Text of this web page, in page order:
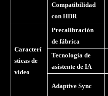
Compatibilidad
con HDR
Caracterí
sticas de
vídeo
Precalibración
de fábrica
Tecnología de
asistente de IA
Adaptive Sync